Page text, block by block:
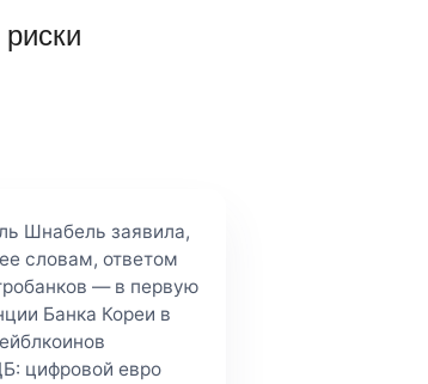
Шнабель заявила,
словам, ответом
— в первую
Банка Кореи в
цифровой евро